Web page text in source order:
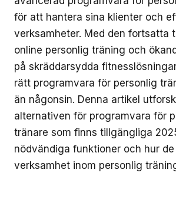
för att hantera sina klienter och
verksamheter. Med den fortsatta
online personlig träning och
på skräddarsydda
rätt programvara för personlig
än någonsin. Denna artikel
alternativen för programvara för
tränare som finns tillgängliga
nödvändiga funktioner och hur
verksamhet inom personlig